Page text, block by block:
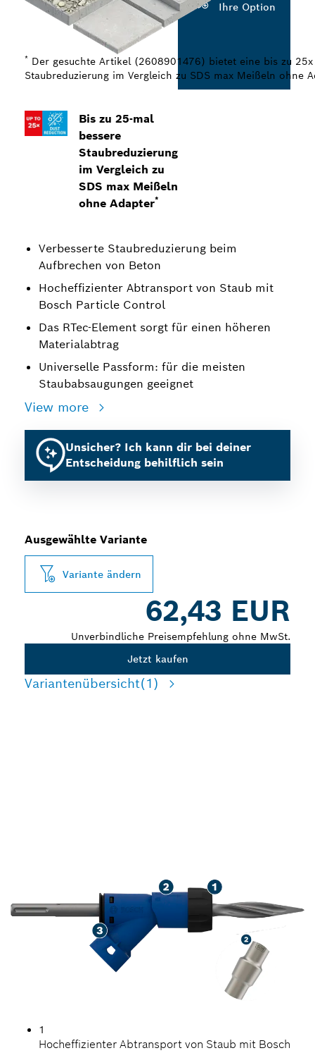
Bis zu 25-mal
bessere
Staubreduzierung
im Vergleich zu
SDS max Meißeln
ohne Adapter*
Verbesserte Staubreduzierung beim
Aufbrechen von Beton
Hocheffizienter Abtransport von Staub mit
Bosch Particle Control
Das RTec-Element sorgt für einen höheren
Materialabtrag
Universelle Passform: für die meisten
Staubabsaugungen geeignet
View more
Unsicher? Ich kann dir bei deiner
Entscheidung behilflich sein
* Der gesuchte Artikel (2608901476) bietet eine bis zu 25x
Staubreduzierung im Vergleich zu SDS max Meißeln ohne
Ihre Option
Ausgewählte Variante
Variante ändern
62,43 EUR
Unverbindliche Preisempfehlung ohne MwSt.
Jetzt kaufen
Variantenübersicht(1)
1
Hocheffizienter Abtransport von Staub mit Bosch